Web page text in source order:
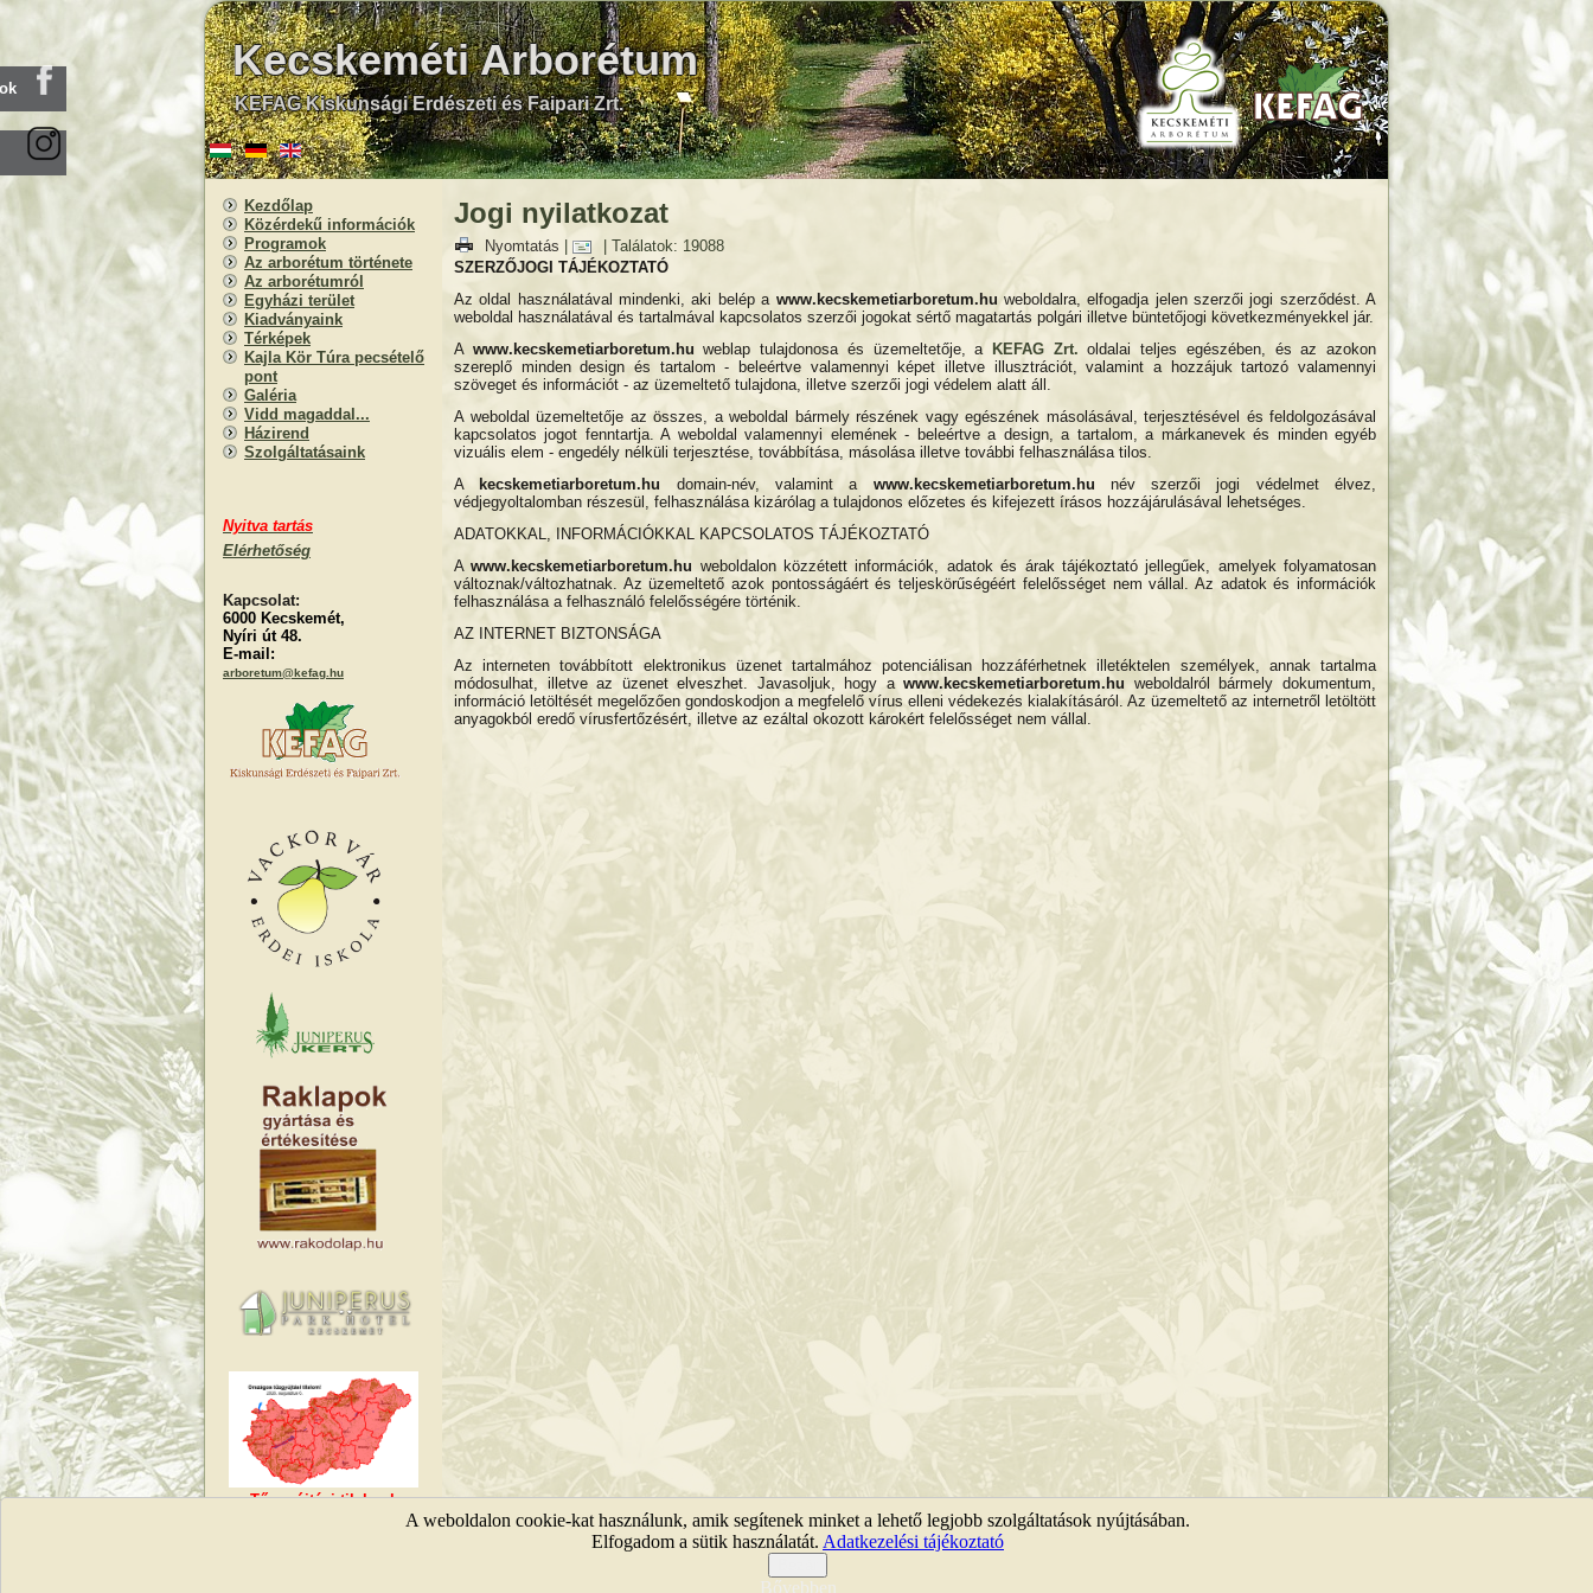
Kecskeméti Arborétum
KEFAG Kiskunsági Erdészeti és Faipari Zrt.
Kezdőlap
Közérdekű információk
Programok
Az arborétum története
Az arborétumról
Egyházi terület
Kiadványaink
Térképek
Kajla Kör Túra pecsételő
pont
Galéria
Vidd magaddal...
Házirend
Szolgáltatásaink
Nyitva tartás
Elérhetőség
Kapcsolat:
6000 Kecskemét,
Nyíri út 48.
E-mail:
arboretum@kefag.hu
Tűzgyújtási tilalmak
Jogi nyilatkozat
Nyomtatás
| Találatok: 19088
SZERZŐJOGI TÁJÉKOZTATÓ
Az oldal használatával mindenki, aki belép a www.kecskemetiarboretum.hu weboldalra, elfogadja jelen szerzői jogi szerződést. A
weboldal használatával és tartalmával kapcsolatos szerzői jogokat sértő magatartás polgári illetve büntetőjogi következményekkel jár.
A www.kecskemetiarboretum.hu weblap tulajdonosa és üzemeltetője, aKEFAG Zrt. oldalai teljes egészében, és az azokon
szereplő minden design és tartalom - beleértve valamennyi képet illetve illusztrációt, valamint a hozzájuk tartozó valamennyi
szöveget és információt - az üzemeltető tulajdona, illetve szerzői jogi védelem alatt áll.
A weboldal üzemeltetője az összes, a weboldal bármely részének vagy egészének másolásával, terjesztésével és feldolgozásával
kapcsolatos jogot fenntartja. A weboldal valamennyi elemének - beleértve a design, a tartalom, a márkanevek és minden egyéb
vizuális elem - engedély nélküli terjesztése, továbbítása, másolása illetve további felhasználása tilos.
A kecskemetiarboretum.hu domain-név, valamint a www.kecskemetiarboretum.hu név szerzői jogi védelmet élvez,
védjegyoltalomban részesül, felhasználása kizárólag a tulajdonos előzetes és kifejezett írásos hozzájárulásával lehetséges.
ADATOKKAL, INFORMÁCIÓKKAL KAPCSOLATOS TÁJÉKOZTATÓ
Awww.kecskemetiarboretum.hu weboldalon közzétett információk, adatok és árak tájékoztató jellegűek, amelyek folyamatosan
változnak/változhatnak. Az üzemeltető azok pontosságáért és teljeskörűségéért felelősséget nem vállal. Az adatok és információk
felhasználása a felhasználó felelősségére történik.
AZ INTERNET BIZTONSÁGA
Az interneten továbbított elektronikus üzenet tartalmához potenciálisan hozzáférhetnek illetéktelen személyek, annak tartalma
módosulhat, illetve az üzenet elveszhet. Javasoljuk, hogy awww.kecskemetiarboretum.hu weboldalról bármely dokumentum,
információ letöltését megelőzően gondoskodjon a megfelelő vírus elleni védekezés kialakításáról. Az üzemeltető az internetről letöltött
anyagokból eredő vírusfertőzésért, illetve az ezáltal okozott károkért felelősséget nem vállal.
KEFAG Zrt. © 2011 |Jogi nyilatkozat|Webtérkép
A weboldalon cookie-kat használunk, amik segítenek minket a lehető legjobb szolgáltatások nyújtásában.
Elfogadom a sütik használatát. Adatkezelési tájékoztató
Bővebben